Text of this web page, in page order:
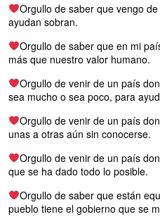
Orgullo de saber que vengo
ayudan sobran.
Orgullo de saber que en mi
más que nuestro valor humano.
Orgullo de venir de un país
sea mucho o sea poco, para
Orgullo de venir de un país
unas a otras aún sin conocerse.
Orgullo de venir de un país
que se ha dado todo lo posible.
Orgullo de saber que están
pueblo tiene el gobierno que se